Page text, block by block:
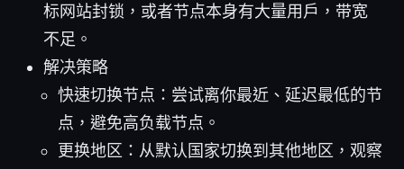
标网站封锁，或者节点本身有大量用户，带宽
不足。
解决策略
快速切换节点：尝试离你最近、延迟最低的节
点，避免高负载节点。
更换地区：从默认国家切换到其他地区，观察